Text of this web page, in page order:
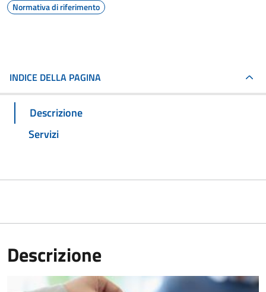
Normativa di riferimento
INDICE DELLA PAGINA
Descrizione
Servizi
Descrizione